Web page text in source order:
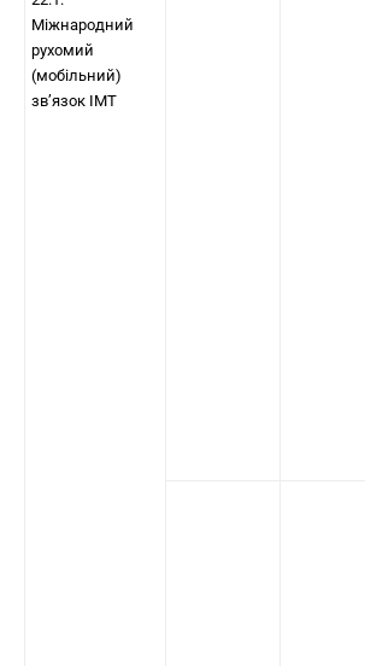
Міжнародний
рухомий
(мобільний)
зв’язок IMT